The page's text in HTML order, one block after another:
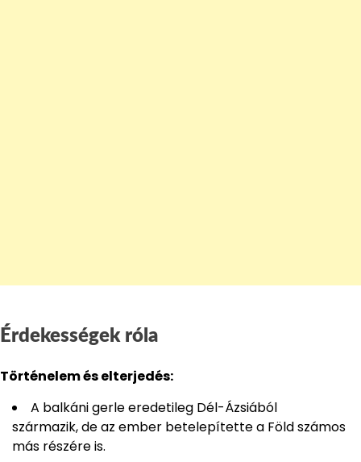
Érdekességek róla
Történelem és elterjedés:
A balkáni gerle eredetileg Dél-Ázsiából
származik, de az ember betelepítette a Föld számos
más részére is.